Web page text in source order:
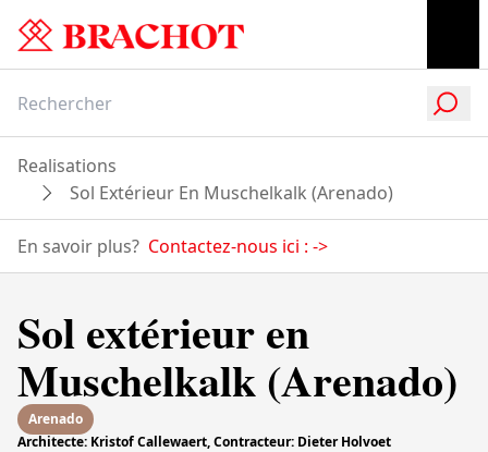
Realisations
Sol Extérieur En Muschelkalk (Arenado)
En savoir plus? Contactez-nous ici : ->
Sol extérieur en
Muschelkalk (Arenado)
Arenado
Architecte: Kristof Callewaert, Contracteur: Dieter Holvoet